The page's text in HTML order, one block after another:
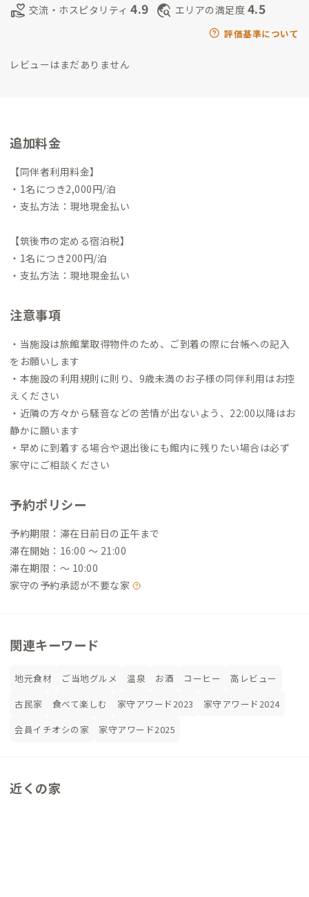
volunteer_activism 交流・ホスピタリティ 4.9 travel_explore エリアの満足度 4.5
評価基準について
レビューはまだありません
追加料金
【同伴者利用料金】
・1名につき2,000円/泊
・支払方法：現地現金払い
【筑後市の定める宿泊税】
・1名につき200円/泊
・支払方法：現地現金払い
注意事項
・当施設は旅館業取得物件のため、ご到着の際に台帳への記入
をお願いします
・本施設の利用規則に則り、9歳未満のお子様の同伴利用はお控
えください
・近隣の方々から騒音などの苦情が出ないよう、22:00以降はお
静かに願います
・早めに到着する場合や退出後にも館内に残りたい場合は必ず
家守にご相談ください
予約ポリシー
予約期限：滞在日前日の正午まで
滞在開始：16:00 〜 21:00
滞在期限：〜 10:00
家守の予約承認が不要な家
関連キーワード
地元食材 ご当地グルメ 温泉 お酒 コーヒー
高レビュー
古民家
食べて楽しむ 家守アワード2023
家守アワード2024
会員イチオシの家
家守アワード2025
近くの家